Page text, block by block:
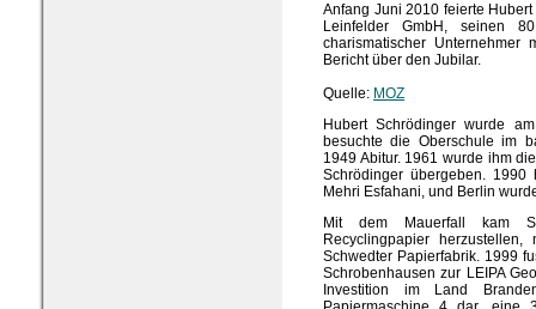
Anfang Juni 2010 feierte
Leinfelder GmbH, seinen
charismatischer
Bericht über den Jubilar.
Quelle: MOZ
Hubert Schrödinger wurde
besuchte die Oberschule im
1949 Abitur. 1961 wurde ihm
Schrödinger übergeben. 1990
Mehri Esfahani, und Berlin
Mit dem Mauerfall kam
Recyclingpapier
Schwedter Papierfabrik. 1999
Schrobenhausen zur LEIPA
Investition im Land